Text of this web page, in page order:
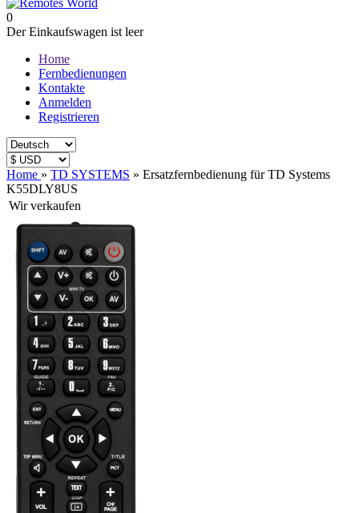
0
Der Einkaufswagen ist leer
Home
Fernbedienungen
Kontakte
Anmelden
Registrieren
Home » TD SYSTEMS » Ersatzfernbedienung für TD Systems
K55DLY8US
Wir verkaufen